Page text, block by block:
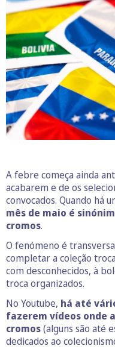
A febre começa ainda
acabarem e de os
convocados. Quando há
mês de maio é
cromos.
O fenómeno é
completar a coleção
com desconhecidos, à
troca organizados.
No Youtube, há até
fazerem vídeos onde
cromos(alguns são até
dedicados ao